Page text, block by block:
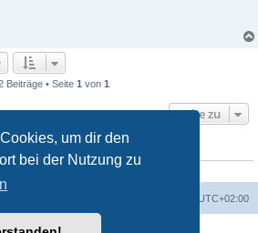
um dir den
bei der Nutzung zu
Beiträge • Seite 1 von 1
Gehe zu
und 1 Gast
UTC+02:00
® Forum Software © phpBB Limited